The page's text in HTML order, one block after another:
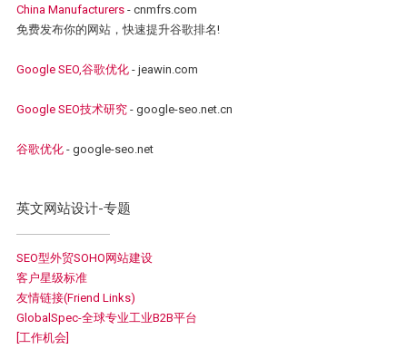
China Manufacturers- cnmfrs.com
免费发布你的网站，快速提升谷歌排名!
Google SEO,谷歌优化- jeawin.com
Google SEO技术研究- google-seo.net.cn
谷歌优化- google-seo.net
英文网站设计-专题
SEO型外贸SOHO网站建设
客户星级标准
友情链接(Friend Links)
GlobalSpec-全球专业工业B2B平台
[工作机会]